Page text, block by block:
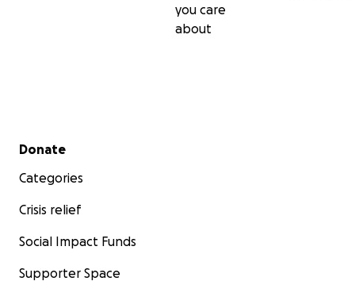
you care
about
Secondary menu
Donate
Categories
Crisis relief
Social Impact Funds
Supporter Space